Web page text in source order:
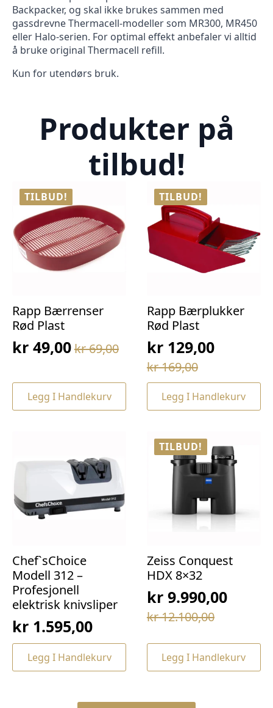
Backpacker, og skal ikke brukes sammen med
gassdrevne Thermacell-modeller som MR300, MR450
eller Halo-serien. For optimal effekt anbefaler vi alltid
å bruke original Thermacell refill.
Kun for utendørs bruk.
Produkter på
tilbud!
TILBUD!
Rapp Bærrenser
Rød Plast
kr69,00
Opprinnelig
var:
kr 69,00.
kr 49,00
Nåværende
er:
kr 49,00.
Legg I Handlekurv
TILBUD!
Rapp Bærplukker
Rød Plast
kr169,00
Opprinnelig
pris
var:
kr129,00
Nåværende
pris
er:Legg I Handlekurv
Chef`sChoice
Modell 312 –
Profesjonell
elektrisk knivsliper
kr 1.595,00
Legg I Handlekurv
TILBUD!
Zeiss Conquest
HDX 8×32
kr12.100,00
Opprinnelig
var:
kr 12.100,00.
kr9.990,00
Nåværende
er:
kr 9.990,00.
Legg I Handlekurv